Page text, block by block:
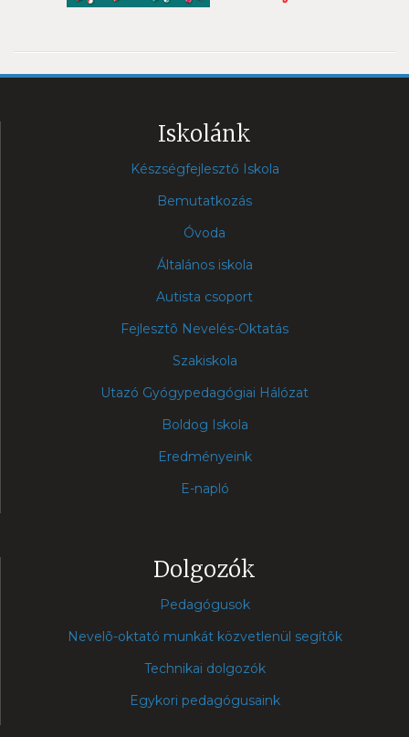
Iskolánk
Készségfejlesztő Iskola
Bemutatkozás
Óvoda
Általános iskola
Autista csoport
Fejlesztõ Nevelés-Oktatás
Szakiskola
Utazó Gyógypedagógiai Hálózat
Boldog Iskola
Eredményeink
E-napló
Dolgozók
Pedagógusok
Nevelõ-oktató munkát közvetlenül segítõk
Technikai dolgozók
Egykori pedagógusaink